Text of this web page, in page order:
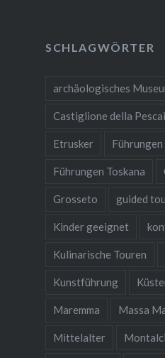
SCHLAGWÖRTER
archäologisches
Castiglione della
Etrusker
Führungen Toskana
Grosseto guided
Kinder geeignet
Kulinarische Touren
Kunstführung
Maremma Massa
Mittelalter